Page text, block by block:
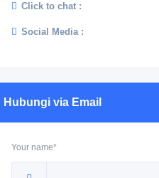
Click to chat :
Social Media :
Hubungi via Email
Your name*